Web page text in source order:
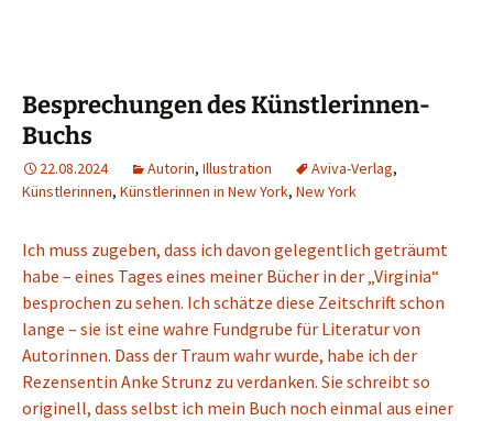
Besprechungen des Künstlerinnen-
Buchs
22.08.2024 Autorin, Illustration Aviva-Verlag,
Künstlerinnen, Künstlerinnen in New York, New York
Ich muss zugeben, dass ich davon gelegentlich geträumt
habe – eines Tages eines meiner Bücher in der „Virginia“
besprochen zu sehen. Ich schätze diese Zeitschrift schon
lange – sie ist eine wahre Fundgrube für Literatur von
Autorinnen. Dass der Traum wahr wurde, habe ich der
Rezensentin Anke Strunz zu verdanken. Sie schreibt so
originell, dass selbst ich mein Buch noch einmal aus einer